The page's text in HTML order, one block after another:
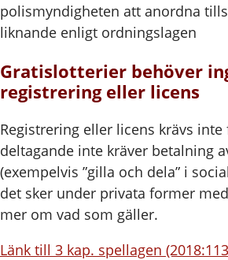
polismyndigheten att anordna
liknande enligt ordningslagen
Gratislotterier behöver
registrering eller licens
Registrering eller licens krävs
deltagande inte kräver betalning
(exempelvis ”gilla och dela” i
det sker under privata former
mer om vad som gäller.
Länk till 3 kap. spellagen